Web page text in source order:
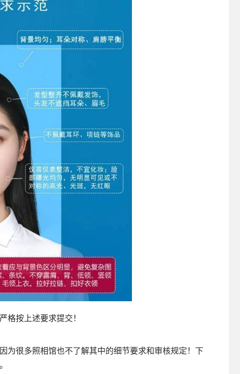
格按上述要求提交！
为很多照相馆也不了解其中的细节要求和审核规定！下